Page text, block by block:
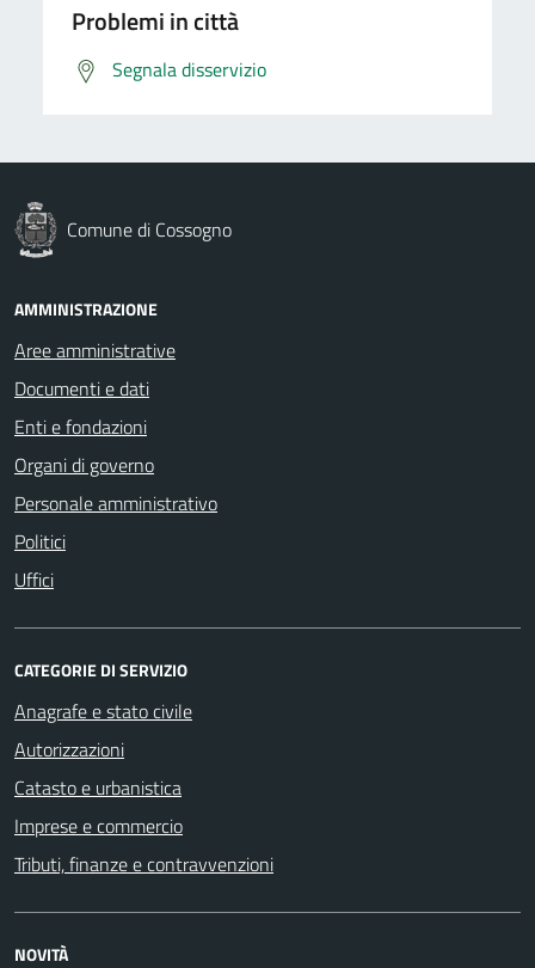
Problemi in città
Segnala disservizio
Comune di Cossogno
AMMINISTRAZIONE
Aree amministrative
Documenti e dati
Enti e fondazioni
Organi di governo
Personale amministrativo
Politici
Uffici
CATEGORIE DI SERVIZIO
Anagrafe e stato civile
Autorizzazioni
Catasto e urbanistica
Imprese e commercio
Tributi, finanze e contravvenzioni
NOVITÀ